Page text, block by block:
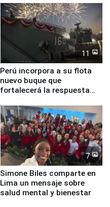
11
Perú incorpora a su flota
nuevo buque que
fortalecerá la respuesta
7
Simone Biles comparte en
Lima un mensaje sobre
salud mental y bienestar